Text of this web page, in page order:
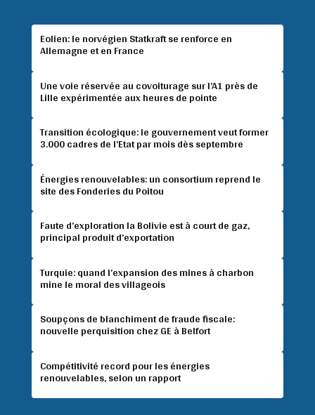
Eolien: le norvégien Statkraft se renforce en
Allemagne et en France
Une voie réservée au covoiturage sur l’A1 près de
Lille expérimentée aux heures de pointe
Transition écologique: le gouvernement veut former
3.000 cadres de l’Etat par mois dès septembre
Énergies renouvelables: un consortium reprend le
site des Fonderies du Poitou
Faute d’exploration la Bolivie est à court de gaz,
principal produit d’exportation
Turquie: quand l’expansion des mines à charbon
mine le moral des villageois
Soupçons de blanchiment de fraude fiscale:
nouvelle perquisition chez GE à Belfort
Compétitivité record pour les énergies
renouvelables, selon un rapport